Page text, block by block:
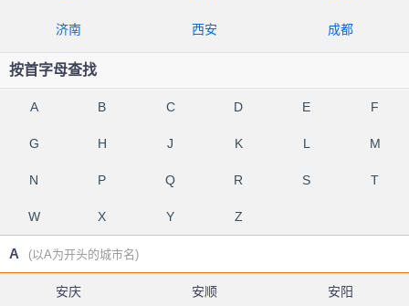
济南 西安 成都
按首字母查找
A B C D E F
G H J K L M
N P Q R S T
W X Y Z
A (以A为开头的城市名)
安庆 安顺 安阳